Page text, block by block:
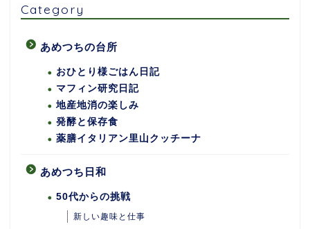
Category
あめつちの台所
おひとり様ごはん日記
マフィン研究日記
地産地消の楽しみ
発酵と保存食
薬膳イタリアン里山クッチーナ
あめつち日和
50代からの挑戦
新しい趣味と仕事